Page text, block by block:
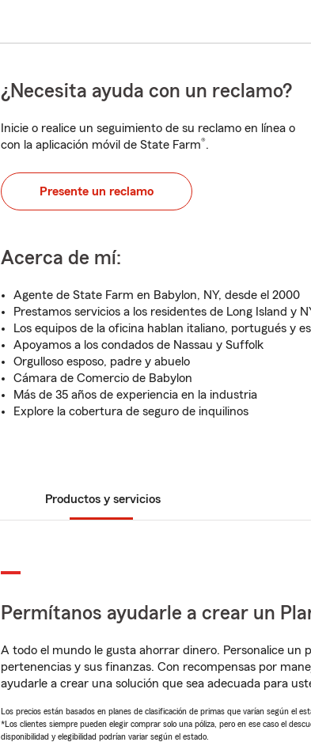
¿Necesita ayuda con un reclamo?
Inicie o realice un seguimiento de su reclamo en línea o
con la aplicación móvil de State Farm®.
Presente un reclamo
Acerca de mí:
Agente de State Farm en Babylon, NY, desde el 2000
Prestamos servicios a los residentes de Long Island y
Los equipos de la oficina hablan italiano, portugués y
Apoyamos a los condados de Nassau y Suffolk
Orgulloso esposo, padre y abuelo
Cámara de Comercio de Babylon
Más de 35 años de experiencia en la industria
Explore la cobertura de seguro de inquilinos
Productos y servicios
Permítanos ayudarle a crear un
A todo el mundo le gusta ahorrar dinero. Personalice
pertenencias y sus finanzas. Con recompensas por
ayudarle a crear una solución que sea adecuada para
Los precios están basados en planes de clasificación de primas que varían según el
*Los clientes siempre pueden elegir comprar solo una póliza, pero en ese caso el
disponibilidad y elegibilidad podrían variar según el estado.